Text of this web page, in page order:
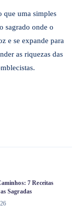
que uma simples
sagrado onde o
e se expande para
as riquezas das
7 Receitas
Sagradas